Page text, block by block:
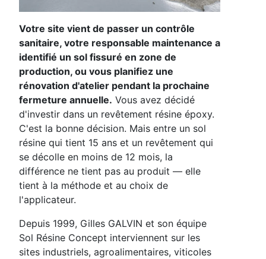
Votre site vient de passer un contrôle
sanitaire, votre responsable maintenance a
identifié un sol fissuré en zone de
production, ou vous planifiez une
rénovation d'atelier pendant la prochaine
fermeture annuelle. Vous avez décidé
d'investir dans un revêtement résine époxy.
C'est la bonne décision. Mais entre un sol
résine qui tient 15 ans et un revêtement qui
se décolle en moins de 12 mois, la
différence ne tient pas au produit — elle
tient à la méthode et au choix de
l'applicateur.
Depuis 1999, Gilles GALVIN et son équipe
Sol Résine Concept interviennent sur les
sites industriels, agroalimentaires, viticoles